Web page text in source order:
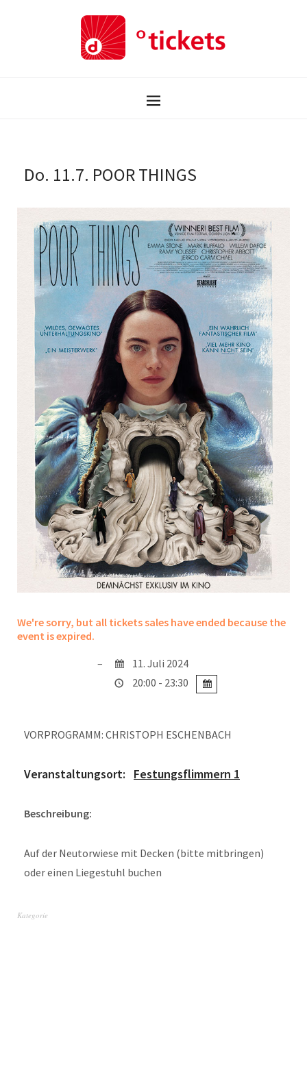
Do. 11.7. POOR THINGS
We're sorry, but all tickets sales have ended because the
event is expired.
11. Juli 2024
20:00 - 23:30
VORPROGRAMM: CHRISTOPH ESCHENBACH
Veranstaltungsort: Festungsflimmern 1
Beschreibung:
Auf der Neutorwiese mit Decken (bitte mitbringen)
oder einen Liegestuhl buchen
Kategorie